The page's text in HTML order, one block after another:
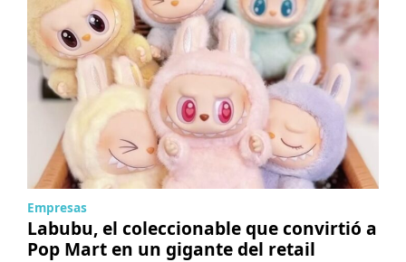
Empresas
Labubu, el coleccionable que convirtió a
Pop Mart en un gigante del retail